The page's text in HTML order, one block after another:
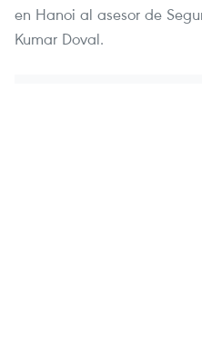
en Hanoi al asesor de
Kumar Doval.